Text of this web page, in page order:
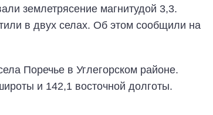
землетрясение магнитудой 3,3.
в двух селах. Об этом сообщили на
Поречье в Углегорском районе.
и 142,1 восточной долготы.